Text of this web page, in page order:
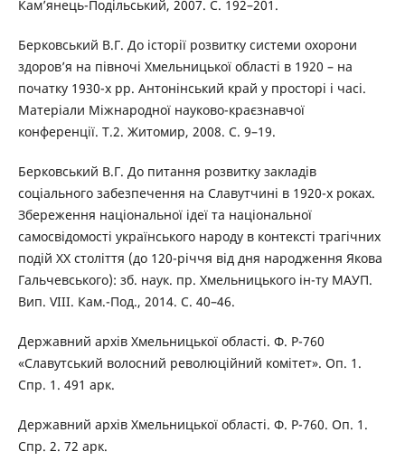
Кам’янець-Подільський, 2007. С. 192–201.
Берковський В.Г. До історії розвитку системи охорони
здоров’я на півночі Хмельницької області в 1920 – на
початку 1930-х рр. Антонінський край у просторі і часі.
Матеріали Міжнародної науково-краєзнавчої
конференції. Т.2. Житомир, 2008. С. 9–19.
Берковський В.Г. До питання розвитку закладів
соціального забезпечення на Славутчині в 1920-х роках.
Збереження національної ідеї та національної
самосвідомості українського народу в контексті трагічних
подій ХХ століття (до 120-річчя від дня народження Якова
Гальчевського): зб. наук. пр. Хмельницького ін-ту МАУП.
Вип. VIII. Кам.-Под., 2014. С. 40–46.
Державний архів Хмельницької області. Ф. Р-760
«Славутський волосний революційний комітет». Оп. 1.
Спр. 1. 491 арк.
Державний архів Хмельницької області. Ф. Р-760. Оп. 1.
Спр. 2. 72 арк.